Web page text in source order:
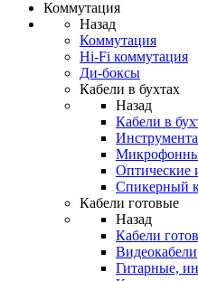
Коммутация
Назад
Коммутация
Hi-Fi коммутация
Ди-боксы
Кабели в бухтах
Назад
Кабели в
Оптические
Спикерный
Кабели готовые
Назад
Кабели
Видеокабели
Гитарные,